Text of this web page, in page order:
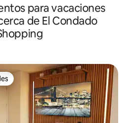
para vacaciones
de El Condado